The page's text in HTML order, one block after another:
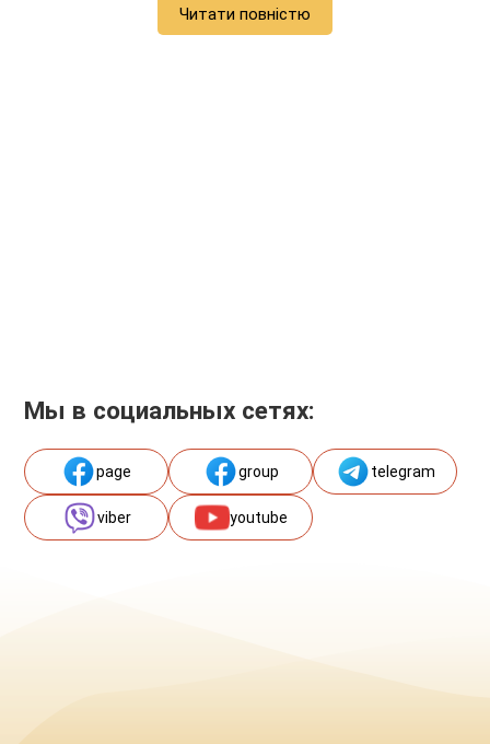
Читати повністю
Мы в социальных сетях:
page group telegram
viber youtube